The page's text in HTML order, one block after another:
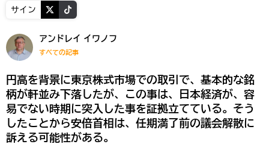
サイン
アンドレイ イワノフ
すべての記事
円高を背景に東京株式市場での取引で、基本的な銘
柄が軒並み下落したが、この事は、日本経済が、容
易でない時期に突入した事を証拠立てている。そう
したことから安倍首相は、任期満了前の議会解散に
訴える可能性がある。